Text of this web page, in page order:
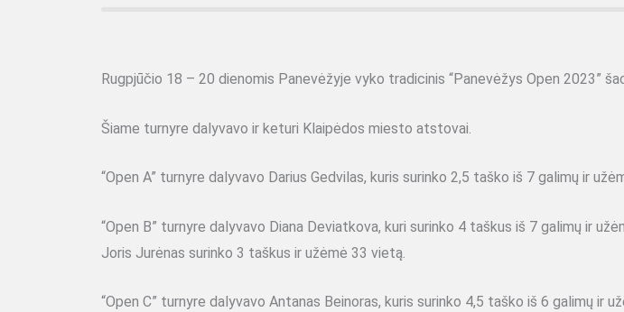
Rugpjūčio 18 – 20 dienomis Panevėžyje vyko tradicinis “Panevėžys Open 2023”
Šiame turnyre dalyvavo ir keturi Klaipėdos miesto atstovai.
“Open A” turnyre dalyvavo Darius Gedvilas, kuris surinko 2,5 taško iš 7 galimų ir
“Open B” turnyre dalyvavo Diana Deviatkova, kuri surinko 4 taškus iš 7 galimų ir
Joris Jurėnas surinko 3 taškus ir užėmė 33 vietą.
“Open C” turnyre dalyvavo Antanas Beinoras, kuris surinko 4,5 taško iš 6 galimų ir